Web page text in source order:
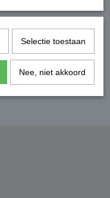
Selectie toestaan
Nee, niet akkoord